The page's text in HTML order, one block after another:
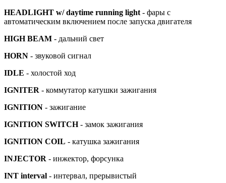
HEADLIGHT w/ daytime running light - фары с
автоматическим включением после запуска двигателя
HIGH BEAM - дальний свет
HORN - звуковой сигнал
IDLE - холостой ход
IGNITER - коммутатор катушки зажигания
IGNITION - зажигание
IGNITION SWITCH- замок зажигания
IGNITION COIL - катушка зажигания
INJECTOR - инжектор, форсунка
INT interval - интервал, прерывистый